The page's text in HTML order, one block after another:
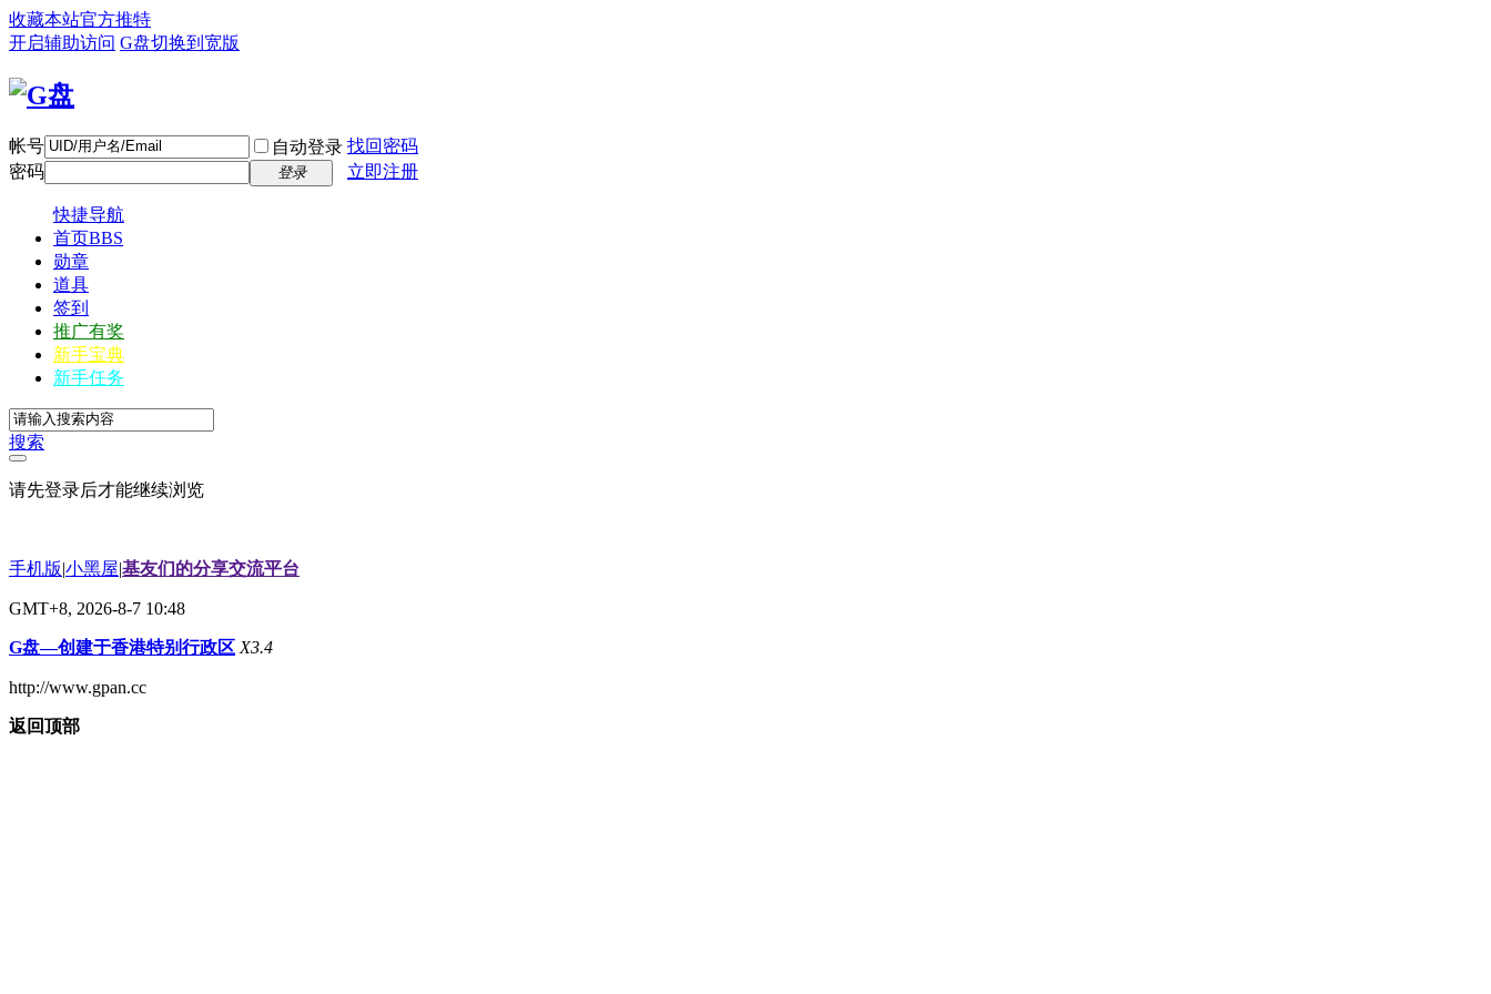
收藏本站官方推特
开启辅助访问 G盘切换到宽版
帐号 自动登录 找回密码
密码
登录 立即注册
快捷导航
首页BBS
勋章
道具
签到
推广有奖
新手宝典
新手任务
搜索
请先登录后才能继续浏览
手机版|小黑屋|基友们的分享交流平台
GMT+8, 2026-8-7 10:48
G盘—创建于香港特别行政区 X3.4
http://www.gpan.cc
返回顶部